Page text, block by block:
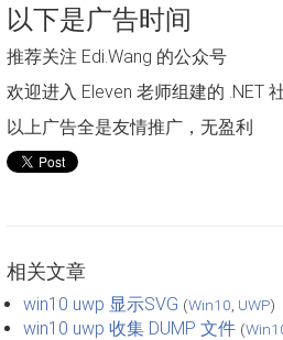
以下是广告时间
推荐关注 Edi.Wang 的公众号
欢迎进入 Eleven 老师组建的 .NET
以上广告全是友情推广，无盈利
相关文章
win10 uwp 显示SVG (Win10 UWP)
win10 uwp 收集 DUMP 文件 (